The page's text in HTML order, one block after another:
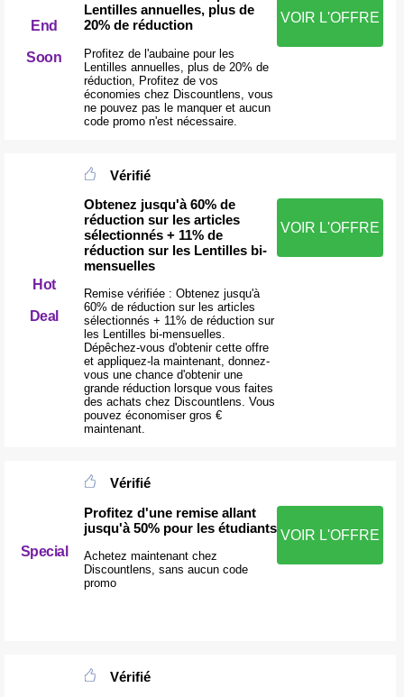
End
Soon
Lentilles annuelles, plus de
20% de réduction
Profitez de l'aubaine pour les
Lentilles annuelles, plus de 20% de
réduction, Profitez de vos
économies chez Discountlens, vous
ne pouvez pas le manquer et aucun
code promo n'est nécessaire.
VOIR L'OFFRE
Hot
Deal
Vérifié
Obtenez jusqu'à 60% de
réduction sur les articles
sélectionnés + 11% de
réduction sur les Lentilles bi-
mensuelles
Remise vérifiée : Obtenez jusqu'à
60% de réduction sur les articles
sélectionnés + 11% de réduction sur
les Lentilles bi-mensuelles.
Dépêchez-vous d'obtenir cette offre
et appliquez-la maintenant, donnez-
vous une chance d'obtenir une
grande réduction lorsque vous faites
des achats chez Discountlens. Vous
pouvez économiser gros €
maintenant.
VOIR L'OFFRE
Special
Vérifié
Profitez d'une remise allant
jusqu'à 50% pour les étudiants
Achetez maintenant chez
Discountlens, sans aucun code
promo
VOIR L'OFFRE
Vérifié